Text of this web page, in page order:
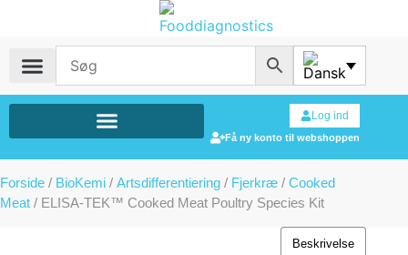
Log ind
Få ny konto til webshoppen
Forside / BioKemi / Artsdifferentiering / Fjerkræ / Cooked
Meat / ELISA-TEK™ Cooked Meat Poultry Species Kit
Beskrivelse